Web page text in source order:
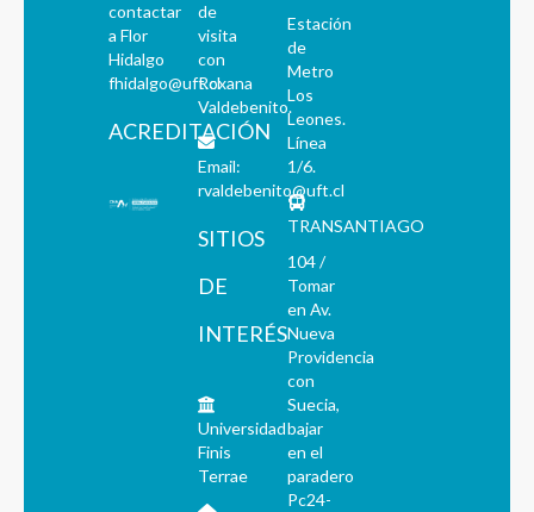
contactar
a Flor
Hidalgo
fhidalgo@uft.cl
ACREDITACIÓN
de
visita
con
Roxana
Valdebenito.
Email:
rvaldebenito@uft.cl
SITIOS
DE
INTERÉS
Universidad
Finis
Terrae
Estación
de
Metro
Los
Leones.
Línea
1/6.
TRANSANTIAGO
104 /
Tomar
en Av.
Nueva
Providencia
con
Suecia,
bajar
en el
paradero
Pc24-